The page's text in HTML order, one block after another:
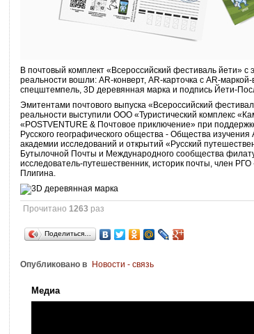
В почтовый комплект «Всероссийский фестиваль йети»
реальности вошли: AR-конверт, AR-карточка с AR-
спецштемпель, 3D деревянная марка и подпись Йети-
Эмитентами почтового выпуска «Всероссийский
реальности выступили ООО «Туристический комплекс
«POSTVENTURE & Почтовое приключение» при
Русского географического общества - Общества
академии исследований и открытий «Русский
Бутылочной Почты и Международного сообщества
исследователь-путешественник, историк почты, член
Плигина.
Прочитано1263 раз
Поделиться…
Опубликовано в Новости - связь
Медиа